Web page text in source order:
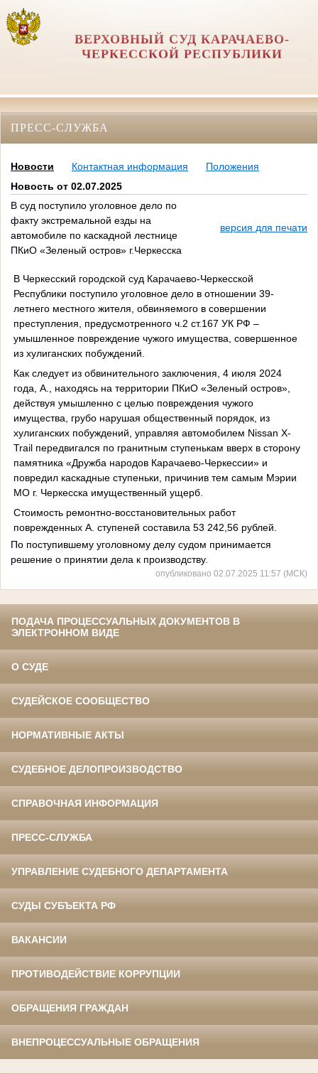
ВЕРХОВНЫЙ СУД КАРАЧАЕВО-
ЧЕРКЕССКОЙ РЕСПУБЛИКИ
ПРЕСС-СЛУЖБА
Новости Контактная информация
Положения
Новость от 02.07.2025
В суд поступило уголовное дело по
факту экстремальной езды на
автомобиле по каскадной лестнице
ПКиО «Зеленый остров» г.Черкесска
версия для печати
В Черкесский городской суд Карачаево-Черкесской
Республики поступило уголовное дело в отношении 39-
летнего местного жителя, обвиняемого в совершении
преступления, предусмотренного ч.2 ст.167 УК РФ –
умышленное повреждение чужого имущества, совершенное
из хулиганских побуждений.
Как следует из обвинительного заключения, 4 июля 2024
года, А., находясь на территории ПКиО «Зеленый остров»,
действуя умышленно с целью повреждения чужого
имущества, грубо нарушая общественный порядок, из
хулиганских побуждений, управляя автомобилем Nissan X-
Trail передвигался по гранитным ступенькам вверх в сторону
памятника «Дружба народов Карачаево-Черкессии» и
повредил каскадные ступеньки, причинив тем самым Мэрии
МО г. Черкесска имущественный ущерб.
Стоимость ремонтно-восстановительных работ
поврежденных А. ступеней составила 53 242,56 рублей.
По поступившему уголовному делу судом принимается
решение о принятии дела к производству.
опубликовано 02.07.2025 11:57 (МСК)
ПОДАЧА ПРОЦЕССУАЛЬНЫХ ДОКУМЕНТОВ В
ЭЛЕКТРОННОМ ВИДЕ
О СУДЕ
СУДЕЙСКОЕ СООБЩЕСТВО
НОРМАТИВНЫЕ АКТЫ
СУДЕБНОЕ ДЕЛОПРОИЗВОДСТВО
СПРАВОЧНАЯ ИНФОРМАЦИЯ
ПРЕСС-СЛУЖБА
УПРАВЛЕНИЕ СУДЕБНОГО ДЕПАРТАМЕНТА
СУДЫ СУБЪЕКТА РФ
ВАКАНСИИ
ПРОТИВОДЕЙСТВИЕ КОРРУПЦИИ
ОБРАЩЕНИЯ ГРАЖДАН
ВНЕПРОЦЕССУАЛЬНЫЕ ОБРАЩЕНИЯ